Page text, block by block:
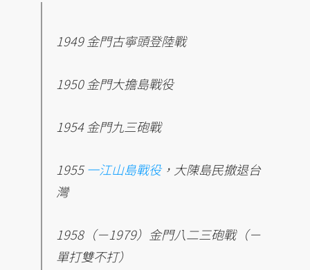
1949 金門古寧頭登陸戰
1950 金門大擔島戰役
1954 金門九三砲戰
1955一江山島戰役，大陳島民撤退台
灣
1958（－1979）金門八二三砲戰（－
單打雙不打）